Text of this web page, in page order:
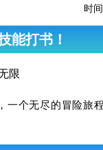
时
能打书！
一个无尽的冒险旅